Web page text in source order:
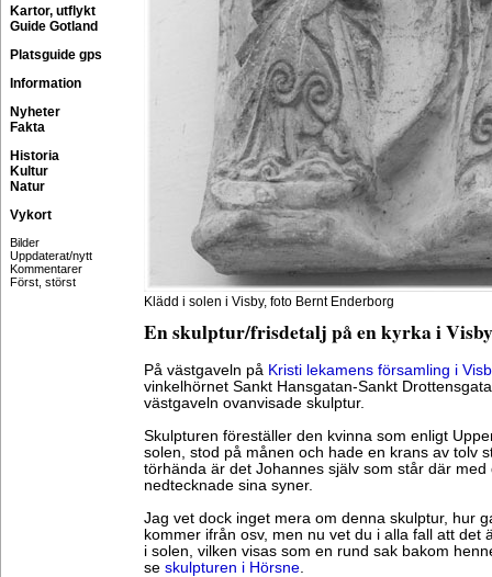
Kartor, utflykt
Guide Gotland
Platsguide gps
Information
Nyheter
Fakta
Historia
Kultur
Natur
Vykort
Bilder
Uppdaterat/nytt
Kommentarer
Först, störst
Klädd i solen i Visby, foto Bernt Enderborg
En skulptur/frisdetalj på en kyrka i Visby
På västgaveln på Kristi lekamens församling i
vinkelhörnet Sankt Hansgatan-Sankt
västgaveln ovanvisade skulptur.
Skulpturen föreställer den kvinna som enligt
solen, stod på månen och hade en krans av tolv
törhända är det Johannes själv som står där med
nedtecknade sina syner.
Jag vet dock inget mera om denna skulptur, hur
kommer ifrån osv, men nu vet du i alla fall att det
i solen, vilken visas som en rund sak bakom
se skulpturen i Hörsne.